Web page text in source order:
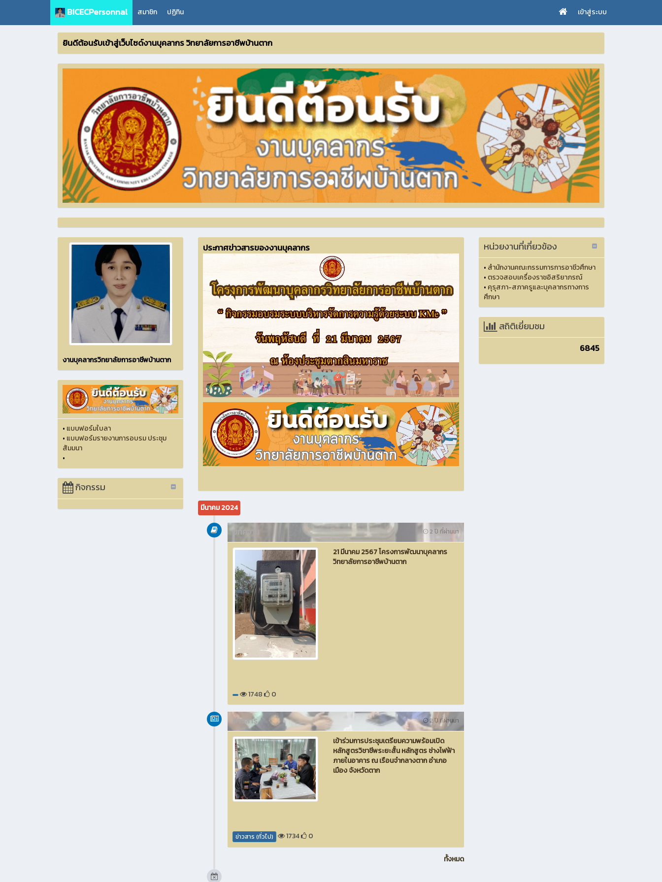
BICECPersonnal สมาชิก ปฏิทิน เข้าสู่ระบบ
ยินดีต้อนรับเข้าสู่เว็บไซด์งานบุคลากร วิทยาลัยการอาชีพบ้านตาก
งานบุคลากรวิทยาลัยการอาชีพบ้านตาก
• แบบฟอร์มใบลา
• แบบฟอร์มรายงานการอบรม ประชุม
สัมมนา
•
กิจกรรม
ประกาศข่าวสารของงานบุคลากร
มีนาคม 2024
2 ปี ที่ผ่านมา
บทความ
21 มีนาคม 2567 โครงการพัฒนาบุคลากร
วิทยาลัยการอาชีพบ้านตาก
1748 0
2 ปี ที่ผ่านมา
ข่าวสาร
เข้าร่วมการประชุมเตรียมความพร้อมเปิด
หลักสูตรวิชาชีพระยะสั้น หลักสูตร ช่างไฟฟ้า
ภายในอาคาร ณ เรือนจำกลางตาก อำเภอ
เมือง จังหวัดตาก
ข่าวสาร (ทั่วไป) 1734 0
ทั้งหมด
หน่วยงานที่เกี่ยวข้อง
• สำนักงานคณะกรรมการการอาชีวศึกษา
• ตรวจสอบเครื่องราชอิสริยาภรณ์
• คุรุสภา-สภาครูและบุคลากรทางการ
ศึกษา
สถิติเยี่ยมชม
6845